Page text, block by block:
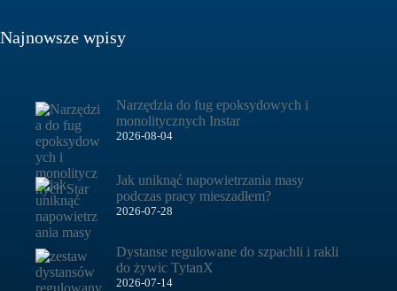
Najnowsze wpisy
Narzędzia do fug epoksydowych i
monolitycznych Instar
2026-08-04
Jak uniknąć napowietrzania masy
podczas pracy mieszadłem?
2026-07-28
Dystanse regulowane do szpachli i rakli
do żywic TytanX
2026-07-14